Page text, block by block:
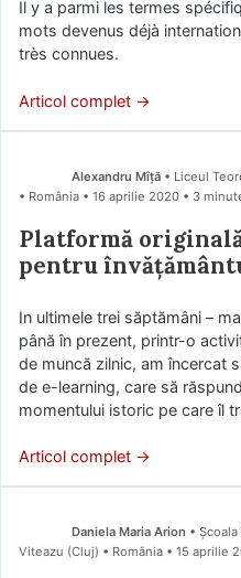
Il y a parmi les termes
mots devenus déjà
très connues.
Articol complet →
Alexandru Mîță • Liceul
• România
16 aprilie 2020 • 3
Platformă
pentru
In ultimele trei săptămâni –
până în prezent, printr-o
de muncă zilnic, am încercat
de e-learning, care să
momentului istoric pe care îl
Articol complet →
Daniela Maria Arion •
Viteazu (Cluj) • România
15 aprilie